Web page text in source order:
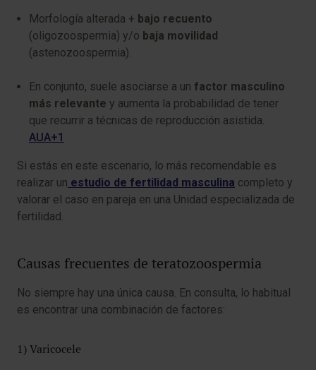
Morfología alterada + bajo recuento
(oligozoospermia) y/o baja movilidad
(astenozoospermia).
En conjunto, suele asociarse a un factor masculino
más relevante y aumenta la probabilidad de tener
que recurrir a técnicas de reproducción asistida.
AUA+1
Si estás en este escenario, lo más recomendable es
realizar un estudio de fertilidad masculina completo y
valorar el caso en pareja en una Unidad especializada de
fertilidad.
Causas frecuentes de teratozoospermia
No siempre hay una única causa. En consulta, lo habitual
es encontrar una combinación de factores:
1) Varicocele